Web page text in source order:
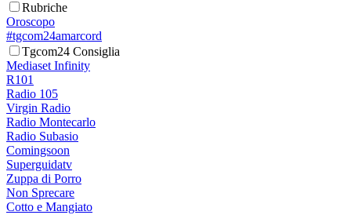
Rubriche
Oroscopo
#tgcom24amarcord
Tgcom24 Consiglia
Mediaset Infinity
R101
Radio 105
Virgin Radio
Radio Montecarlo
Radio Subasio
Comingsoon
Superguidatv
Zuppa di Porro
Non Sprecare
Cotto e Mangiato